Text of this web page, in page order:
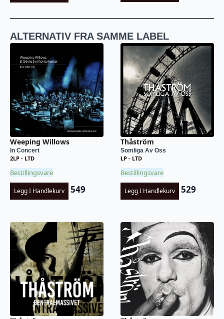
ALTERNATIV FRA SAMME LABEL
Weeping Willows
In Concert
2LP - LTD
Bestillingsvare
Legg I Handlekurv 549
Thåström
Somliga Av Oss
LP - LTD
Bestillingsvare
Legg I Handlekurv 529